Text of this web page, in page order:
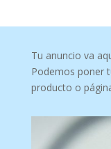
Tu anuncio va
Podemos poner
producto o